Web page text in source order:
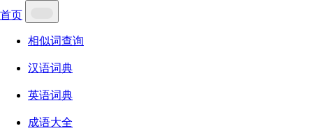
首页
相似词查询
汉语词典
英语词典
成语大全